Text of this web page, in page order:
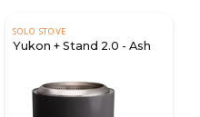
SOLO STOVE
Yukon + Stand 2.0 - Ash